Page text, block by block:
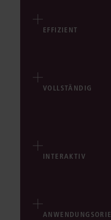
EFFIZIENT
VOLLSTÄNDIG
INTERAKTIV
ANWENDUNGSORIE